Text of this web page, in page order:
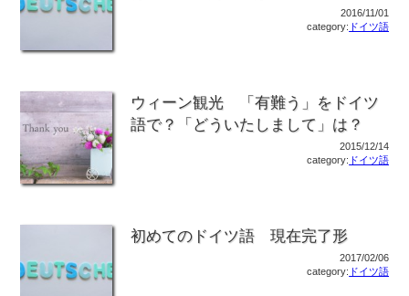
2016/11/01
category: ドイツ語
ウィーン観光 「有難う」をドイツ
語で？「どういたしまして」は？
2015/12/14
category: ドイツ語
初めてのドイツ語 現在完了形
2017/02/06
category: ドイツ語